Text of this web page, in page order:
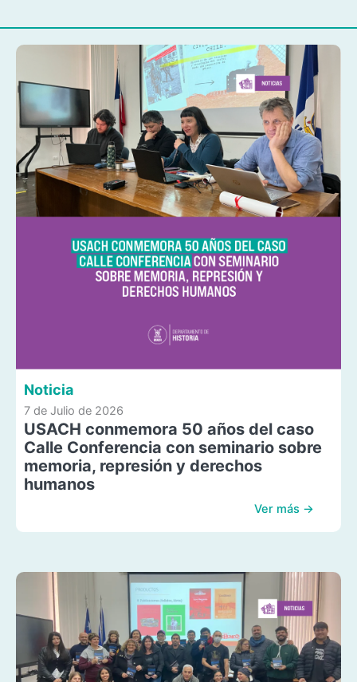
Noticia
7 de Julio de 2026
USACH conmemora 50 años del caso
Calle Conferencia con seminario sobre
memoria, represión y derechos
humanos
Ver más →